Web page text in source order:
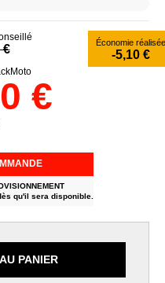
€ Économie réalisée
-5,10 €
€
qu'il sera disponible.
PANIER